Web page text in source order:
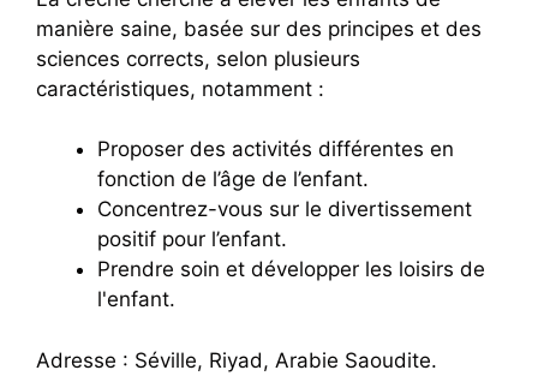
manière saine, basée sur des principes et des
sciences corrects, selon plusieurs
caractéristiques, notamment :
Proposer des activités différentes en
fonction de l’âge de l’enfant.
Concentrez-vous sur le divertissement
positif pour l’enfant.
Prendre soin et développer les loisirs de
l'enfant.
Adresse : Séville, Riyad, Arabie Saoudite.